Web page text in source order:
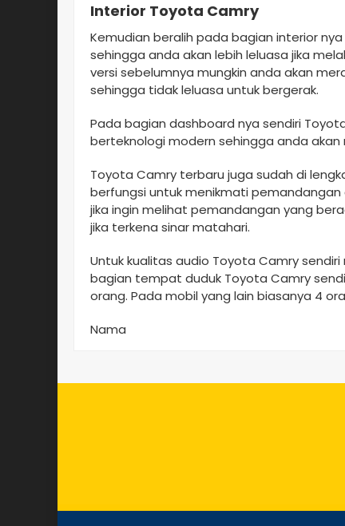
Interior Toyota Camry
Kemudian beralih pada bagian interior
sehingga anda akan lebih leluasa jika
versi sebelumnya mungkin anda akan
sehingga tidak leluasa untuk bergerak.
Pada bagian dashboard nya sendiri
berteknologi modern sehingga anda
Toyota Camry terbaru juga sudah di
berfungsi untuk menikmati
jika ingin melihat pemandangan yang
jika terkena sinar matahari.
Untuk kualitas audio Toyota Camry
bagian tempat duduk Toyota Camry
orang. Pada mobil yang lain biasanya 4
Nama